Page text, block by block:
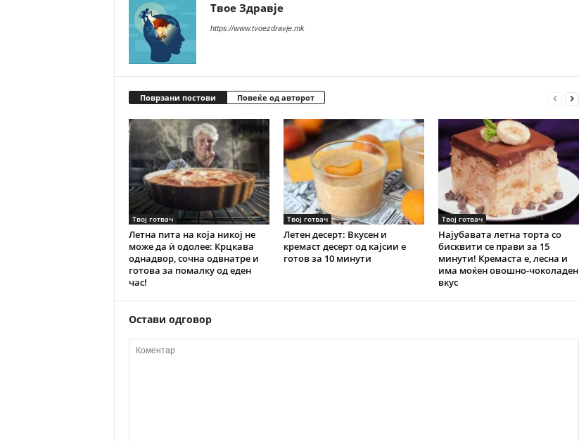
Твое Здравје
https://www.tvoezdravje.mk
Поврзани постови Повеќе од авторот
Твој готвач
Летна пита на која никој не
може да ѝ одолее: Крцкава
однадвор, сочна одвнатре и
готова за помалку од еден
час!
Твој готвач
Летен десерт: Вкусен и
кремаст десерт од кајсии е
готов за 10 минути
Твој готвач
Најубавата летна торта со
бисквити се прави за 15
минути! Кремаста е, лесна и
има моќен овошно-чоколаден
вкус
Остави одговор